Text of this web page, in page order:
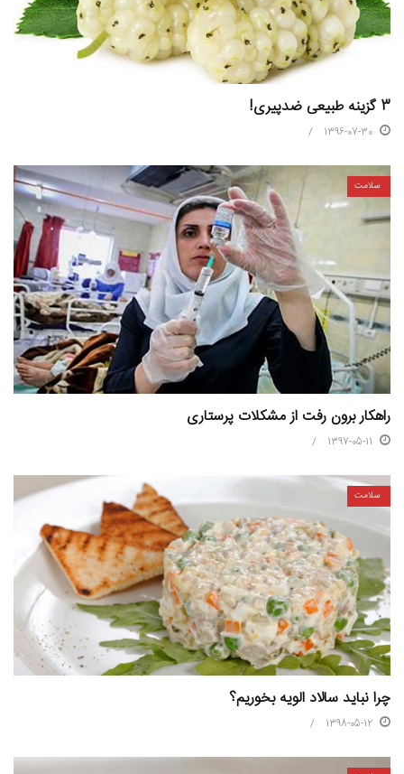
3 گزینه طبیعی ضدپیری!
1396-07-30
سلامت
راهکار برون رفت از مشکلات پرستاری
1397-05-11
سلامت
چرا نباید سالاد الویه بخوریم؟
1398-05-12